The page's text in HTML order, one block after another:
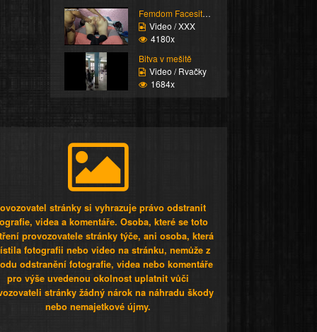
Femdom Facesitting vol...
Video / XXX
4180x
Bitva v mešitě
Video / Rvačky
1684x
stránky si vyhrazuje právo odstranit
videa a komentáře. Osoba, které se toto
provozovatele stránky týče, ani osoba, která
fotografii nebo video na stránku, nemůže z
odstranění fotografie, videa nebo komentáře
pro výše uvedenou okolnost uplatnit vůči
stránky žádný nárok na náhradu škody
nebo nemajetkové újmy.